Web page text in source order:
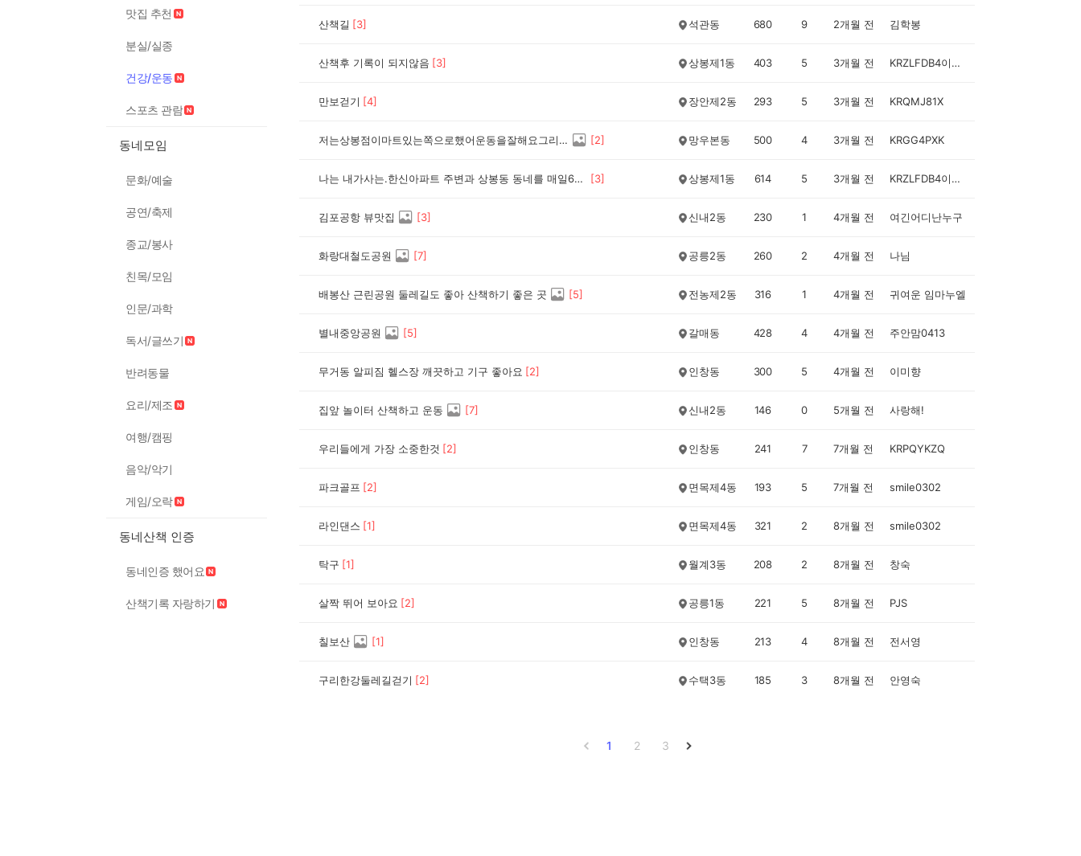
맛집 추천
분실/실종
건강/운동
스포츠 관람
동네모임
문화/예술
공연/축제
종교/봉사
친목/모임
인문/과학
독서/글쓰기
반려동물
요리/제조
여행/캠핑
음악/악기
게임/오락
동네산책 인증
동네인증 했어요
산책기록 자랑하기
산책길 [3] 석관동 680 9 2개월 전 김학봉
산책후 기록이 되지않음 [3] 상봉제1동 403 5 3개월 전 KRZLFDB4이해진
만보걷기 [4] 장안제2동 293 5 3개월 전 KRQMJ81X
저는상봉점이마트있는쪽으로했어운동을잘해요그리고카페에도자주잘가요~^^* [2] 망우본동 500 4 3개월 전 KRGG4PXK
나는 내가사는.한신아파트 주변과 상봉동 동네를 매일6천보 이상 산책을 한다,심지어 상봉지하차도입구를 지나 우정아파트 또는 망우역 부근까지 돌고오는데 1만보를 넘게 걸을적도 있는데 그 덕인지 90세가 가까운나이에 별 탈없이 잘 지내는것이 이 산책덕분이 아닌가 한다. [3] 상봉제1동 614 5 3개월 전 KRZLFDB4이해진
김포공항 뷰맛집 [3] 신내2동 230 1 4개월 전 여긴어디난누구
화랑대철도공원 [7] 공릉2동 260 2 4개월 전 나님
배봉산 근린공원 둘레길도 좋아 산책하기 좋은 곳 [5] 전농제2동 316 1 4개월 전 귀여운 임마누엘
별내중앙공원 [5] 갈매동 428 4 4개월 전 주안맘0413
무거동 알피짐 헬스장 깨끗하고 기구 좋아요 [2] 인창동 300 5 4개월 전 이미향
집앞 놀이터 산책하고 운동 [7] 신내2동 146 0 5개월 전 사랑해!
우리들에게 가장 소중한것 [2] 인창동 241 7 7개월 전 KRPQYKZQ
파크골프 [2] 면목제4동 193 5 7개월 전 smile0302
라인댄스 [1] 면목제4동 321 2 8개월 전 smile0302
탁구 [1] 월계3동 208 2 8개월 전 창숙
살짝 뛰어 보아요 [2] 공릉1동 221 5 8개월 전 PJS
칠보산 [1] 인창동 213 4 8개월 전 전서영
구리한강둘레길걷기 [2] 수택3동 185 3 8개월 전 안영숙
1 2 3